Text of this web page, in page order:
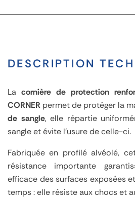
DESCRIPTION
La cornière de protection
CORNER permet de protéger la
de sangle, elle répartie
sangle et évite l'usure de celle-ci.
Fabriquée en profilé alvéolé,
résistance importante
efficace des surfaces exposées
temps : elle résiste aux chocs et